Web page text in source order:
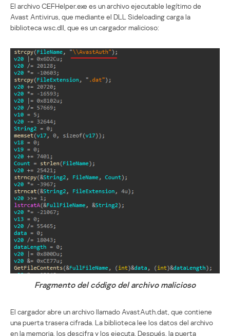
El archivo CEFHelper.exe es un archivo ejecutable legítimo de
Avast Antivirus, que mediante el DLL Sideloading carga la
biblioteca wsc.dll, que es un cargador malicioso:
Fragmento del código del archivo malicioso
El cargador abre un archivo llamado AvastAuth.dat, que contiene
una puerta trasera cifrada. La biblioteca lee los datos del archivo
en la memoria, los descifra y los ejecuta. Después, la puerta